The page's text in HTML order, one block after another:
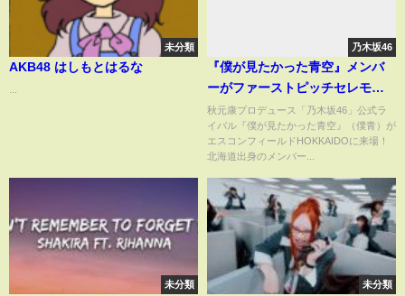
未分類
AKB48 はしもとはるな
乃木坂46
『僕が見たかった青空』メンバ
ーがファーストピッチセレモニ
ーに登場！北海道出身メンバー
工藤唯愛さんが投球に挑戦！
秋元康プロデュース「乃木坂46」公式ラ
イバル『僕が見たかった青空』（僕青）が
エスコンフィールドHOKKAIDOに来場！
北海道出身のメンバー...
未分類 未分類